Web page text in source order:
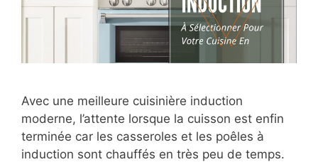
Avec une meilleure cuisinière induction
moderne, l’attente lorsque la cuisson est enfin
terminée car les casseroles et les poêles à
induction sont chauffés en très peu de temps.